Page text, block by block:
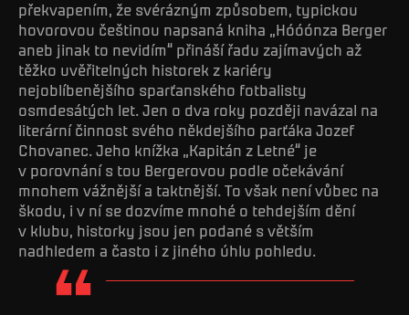
překvapením, že svérázným způsobem, typickou
hovorovou češtinou napsaná kniha „Hóóónza Berger
aneb jinak to nevidím“ přináší řadu zajímavých až
těžko uvěřitelných historek z kariéry
nejoblíbenějšího sparťanského fotbalisty
osmdesátých let. Jen o dva roky později navázal na
literární činnost svého někdejšího parťáka Jozef
Chovanec. Jeho knížka „Kapitán z Letné“ je
v porovnání s tou Bergerovou podle očekávání
mnohem vážnější a taktnější. To však není vůbec na
škodu, i v ní se dozvíme mnohé o tehdejším dění
v klubu, historky jsou jen podané s větším
nadhledem a často i z jiného úhlu pohledu.